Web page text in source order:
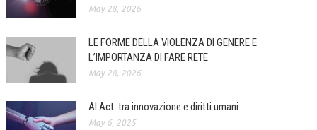
CODICE ETICO
AUTORI
COLLABORA CON NOI
CORPORATE SOCIAL RESPONSIBILITY
May 28, 2026
LE FORME DELLA VIOLENZA DI GENERE E
L’IMPORTANZA DI FARE RETE
May 28, 2026
AI Act: tra innovazione e diritti umani
May 6, 2025